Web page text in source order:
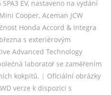
EV, nastaveno na vydání
Cooper, Aceman JCW
Honda Accord & Integra
s exteriérovým
Advanced Technology
laboratoř se zaměřením
kokpitů. | Oficiální obrázky
verze k dispozici s